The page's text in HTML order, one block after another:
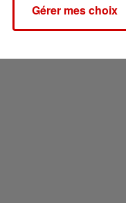
Gérer mes choix